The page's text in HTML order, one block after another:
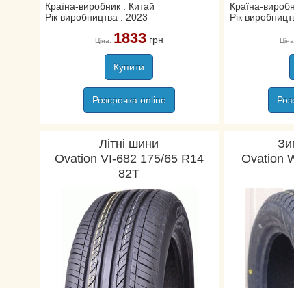
Країна-виробник : Китай
Рік виробництва : 2023
Ціна: 1833грн
Купити
Розсрочка online
Країна-
Рік
Літні шини
Ovation VI-682 175/65 R14
82T
Ovation